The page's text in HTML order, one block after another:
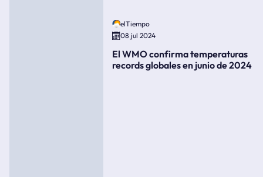
elTiempo
08 jul 2024
El WMO confirma temperaturas
records globales en junio de 2024